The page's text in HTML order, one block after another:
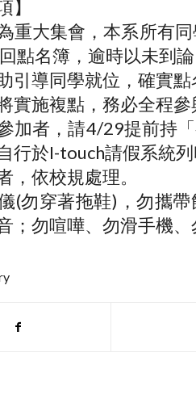
】
重大集會，本系所有
點名簿，逾時以未到論
引導同學就位，確實點
實施複點，務必全程參
加者，請4/29提前持
行於I-touch請假系統
，依校規處理。
(勿穿著拖鞋)，勿攜
；勿喧嘩、勿滑手機、